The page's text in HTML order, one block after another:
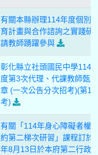
有關本縣辦理114年度個別
育計畫與合作諮詢之實踐研
請教師踴躍參與
彰化縣立社頭國民中學114
度第3次代理、代課教師甄
章 (一次公告分次招考)(第1
考)
有關「114年身心障礙者權
約第二梯次研習」課程訂於
年8月13日於本府第二行政